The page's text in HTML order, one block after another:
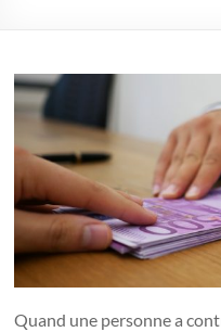
Quand une personne a